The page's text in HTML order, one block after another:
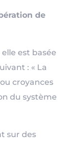
de
est basée
: « La
croyances
du système
sur des